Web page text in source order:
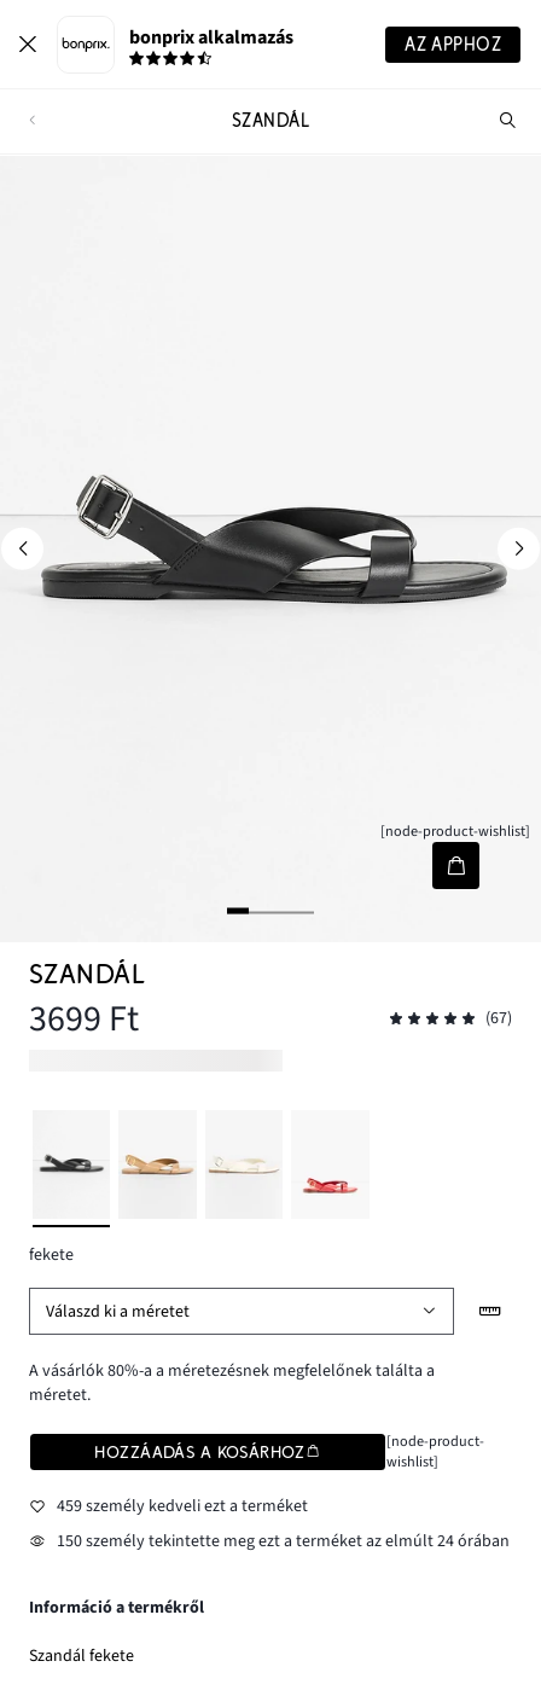
bonprix alkalmazás AZ APPHOZ
SZANDÁL
[node-product-wishlist]
SZANDÁL
3699 Ft (67)
fekete
Válaszd ki a méretet
A vásárlók 80%-a a méretezésnek megfelelőnek találta a
méretet.
HOZZÁADÁS A KOSÁRHOZ
[node-product-
wishlist]
459 személy kedveli ezt a terméket
150 személy tekintette meg ezt a terméket az elmúlt 24 órában
Információ a termékről
Szandál fekete